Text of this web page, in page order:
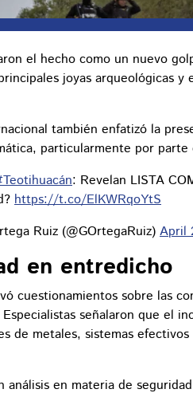
el hecho como un nuevo
joyas arqueológicas
también enfatizó la
particularmente por parte
: Revelan LISTA
https://t.co/ElKWRqoYtS
Ruiz (@GOrtegaRuiz) April
en entredicho
cuestionamientos sobre las
señalaron que el
de metales, sistemas
análisis en materia de